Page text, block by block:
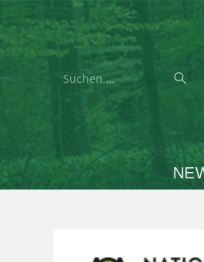
Suchen …